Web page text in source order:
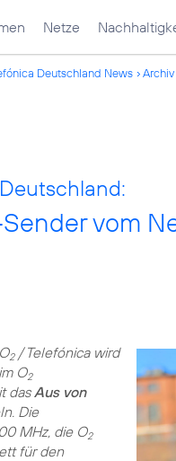
Netze
Deutschland News
vom
2/ Telefónica wird
O2
dasAus von
Die
MHz, die O2
für den